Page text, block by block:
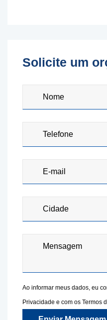
Solicite um
Ao informar meus dados, eu
Privacidade e com os Termos